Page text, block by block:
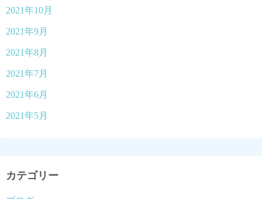
2021年10月
2021年9月
2021年8月
2021年7月
2021年6月
2021年5月
カテゴリー